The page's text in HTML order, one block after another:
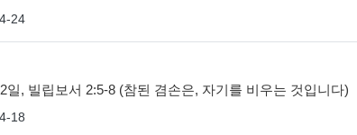
24
일, 빌립보서 2:5-8 (참된 겸손은, 자기를 비우는 것입니다)
18